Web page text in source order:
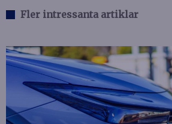
Fler intressanta artiklar